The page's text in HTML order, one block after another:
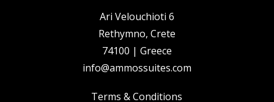
Ari Velouchioti 6
Rethymno, Crete
74100 | Greece
info@ammossuites.com
Terms & Conditions